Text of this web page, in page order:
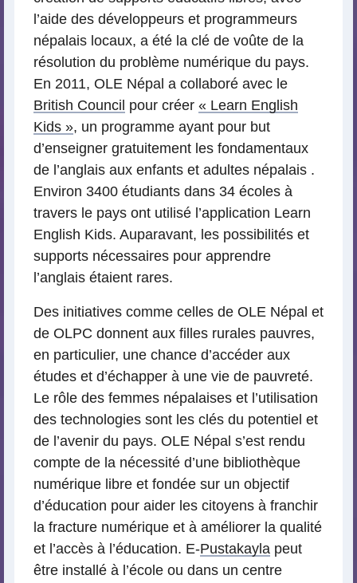
l’aide des développeurs et programmeurs
népalais locaux, a été la clé de voûte de la
résolution du problème numérique du pays.
En 2011, OLE Népal a collaboré avec le
British Council pour créer « Learn English
Kids », un programme ayant pour but
d’enseigner gratuitement les fondamentaux
de l’anglais aux enfants et adultes népalais .
Environ 3400 étudiants dans 34 écoles à
travers le pays ont utilisé l’application Learn
English Kids. Auparavant, les possibilités et
supports nécessaires pour apprendre
l’anglais étaient rares.
Des initiatives comme celles de OLE Népal et
de OLPC donnent aux filles rurales pauvres,
en particulier, une chance d’accéder aux
études et d’échapper à une vie de pauvreté.
Le rôle des femmes népalaises et l’utilisation
des technologies sont les clés du potentiel et
de l’avenir du pays. OLE Népal s’est rendu
compte de la nécessité d’une bibliothèque
numérique libre et fondée sur un objectif
d’éducation pour aider les citoyens à franchir
la fracture numérique et à améliorer la qualité
et l’accès à l’éducation. E-Pustakayla peut
être installé à l’école ou dans un centre